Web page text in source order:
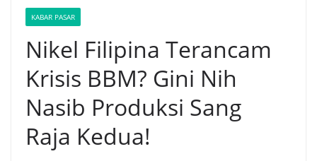
KABAR PASAR
Nikel Filipina Terancam
Krisis BBM? Gini Nih
Nasib Produksi Sang
Raja Kedua!